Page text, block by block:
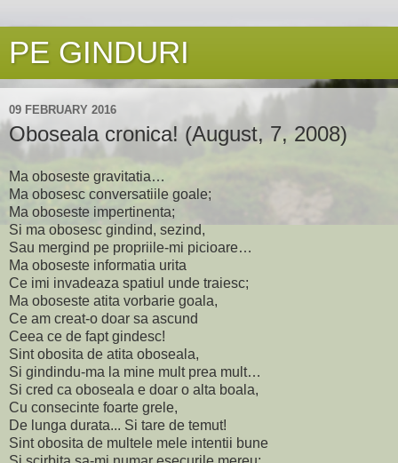
PE GINDURI
09 FEBRUARY 2016
Oboseala cronica! (August, 7, 2008)
Ma oboseste gravitatia…
Ma obosesc conversatiile goale;
Ma oboseste impertinenta;
Si ma obosesc gindind, sezind,
Sau mergind pe propriile-mi picioare…
Ma oboseste informatia urita
Ce imi invadeaza spatiul unde traiesc;
Ma oboseste atita vorbarie goala,
Ce am creat-o doar sa ascund
Ceea ce de fapt gindesc!
Sint obosita de atita oboseala,
Si gindindu-ma la mine mult prea mult…
Si cred ca oboseala e doar o alta boala,
Cu consecinte foarte grele,
De lunga durata... Si tare de temut!
Sint obosita de multele mele intentii bune